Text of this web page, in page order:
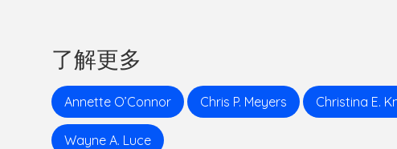
了解更多
Annette O’Connor Chris P. Meyers Christina E.
Wayne A. Luce